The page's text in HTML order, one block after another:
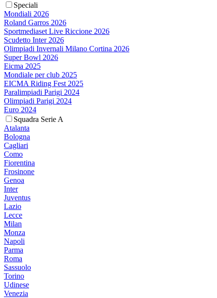
Speciali
Mondiali 2026
Roland Garros 2026
Sportmediaset Live Riccione 2026
Scudetto Inter 2026
Olimpiadi Invernali Milano Cortina 2026
Super Bowl 2026
Eicma 2025
Mondiale per club 2025
EICMA Riding Fest 2025
Paralimpiadi Parigi 2024
Olimpiadi Parigi 2024
Euro 2024
Squadra Serie A
Atalanta
Bologna
Cagliari
Como
Fiorentina
Frosinone
Genoa
Inter
Juventus
Lazio
Lecce
Milan
Monza
Napoli
Parma
Roma
Sassuolo
Torino
Udinese
Venezia